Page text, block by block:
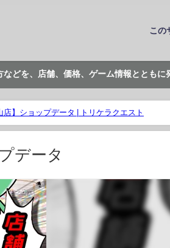
この
どを、店舗、価格、ゲーム情報とともに
店】ショップデータ | トリケラクエスト
データ